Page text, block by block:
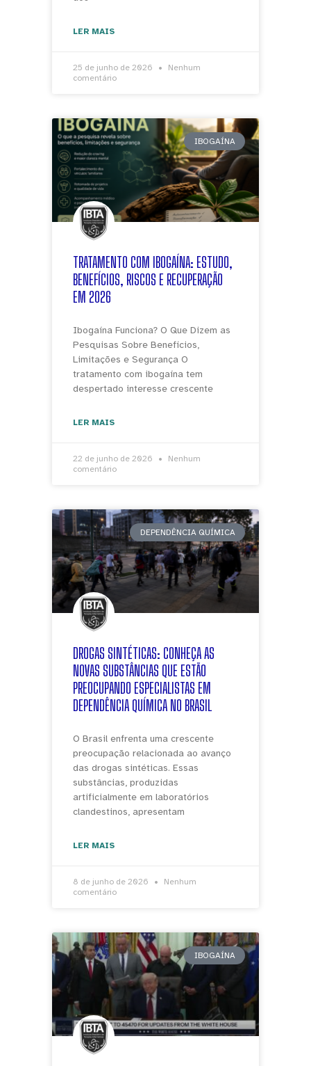
LER MAIS
25 de junho de 2026
Nenhum
comentário
IBOGAÍNA
TRATAMENTO COM IBOGAÍNA: ESTUDO,
BENEFÍCIOS, RISCOS E RECUPERAÇÃO
EM 2026
Ibogaína Funciona? O Que Dizem as
Pesquisas Sobre Benefícios,
Limitações e Segurança O
tratamento com ibogaína tem
despertado interesse crescente
LER MAIS
22 de junho de 2026
Nenhum
comentário
DEPENDÊNCIA QUÍMICA
DROGAS SINTÉTICAS: CONHEÇA AS
NOVAS SUBSTÂNCIAS QUE ESTÃO
PREOCUPANDO ESPECIALISTAS EM
DEPENDÊNCIA QUÍMICA NO BRASIL
O Brasil enfrenta uma crescente
preocupação relacionada ao avanço
das drogas sintéticas. Essas
substâncias, produzidas
artificialmente em laboratórios
clandestinos, apresentam
LER MAIS
8 de junho de 2026
Nenhum
comentário
IBOGAÍNA